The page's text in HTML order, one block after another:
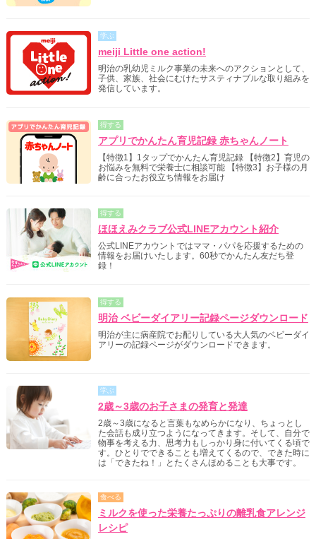
学ぶ
meiji Little one action!
明治の乳幼児ミルク事業の未来へのアクションとして、
子供、家族、社会にむけたサスティナブルな取り組みを
発信しています。
得する
アプリでかんたん育児記録 赤ちゃんノート
【特徴1】1タップでかんたん育児記録 【特徴2】育児の
お悩みを無料で栄養士に相談可能 【特徴3】お子様の月
齢に合ったお役立ち情報をお届け
得する
ほほえみクラブ公式LINEアカウント紹介
公式LINEアカウントではママ・パパを応援するための
情報をお届けいたします。60秒でかんたん友だち登
録！
得する
明治 ベビーダイアリー記録ページダウンロード
明治が主に病産院でお配りしている大人気のベビーダイ
アリーの記録ページがダウンロードできます。
学ぶ
2歳～3歳のお子さまの発育と発達
2歳～3歳になると言葉もなめらかになり、ちょっとし
た会話も成り立つようになってきます。そして、自分で
物事を考える力、思考力もしっかり身に付いてくる頃で
す。ひとりでできることも増えてくるので、できた時に
は「できたね！」とたくさんほめることも大事です。
食べる
ミルクを使った栄養たっぷりの離乳食アレンジ
レシピ